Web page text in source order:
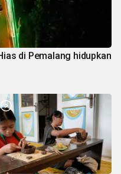
di Pemalang hidupkan